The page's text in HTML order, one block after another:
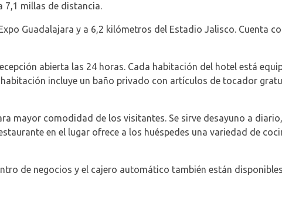
7,1 millas de distancia.
Guadalajara y a 6,2 kilómetros del Estadio Jalisco. Cuenta
abierta las 24 horas. Cada habitación del hotel está
incluye un baño privado con artículos de tocador
mayor comodidad de los visitantes. Se sirve desayuno a
en el lugar ofrece a los huéspedes una variedad de
de negocios y el cajero automático también están